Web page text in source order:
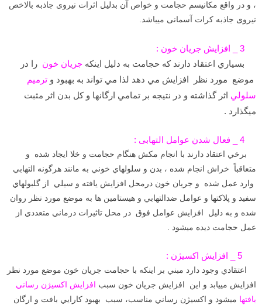
، و در واقع مکانیسم حجامت و خواص آن بدلیل اثرات نیروی جاذبه بالاخص
نیروی جاذبه کرات آسمانی میباشد.
بسياري اعتقاد دارند كه حجامت به دليل اينكه جريان خون را در
موضع مورد نظر افزايش مي دهد لذا مي تواند به بهبود و ترميم
سلولي اثر گذاشته و در نتيجه بر تمامي ارگانها و كل بدن اثر مثبت
ميگذارد .
برخي اعتقاد دارند با انجام مكش هنگام حجامت و خلا ايجاد شده و
متعاقباً خراش انجام شده ، بدن و سلولهاي خوني به مانند هرگونه التهابي
وارد عمل شده و جريان خون درمحل افزايش يافته و سيلي از گلبولهاي
سفيد و پلاكتها و عوامل ضدالتهابي و هيستامين ها به موضع مورد نظر روان
شده و به دليل افزايش عوامل فوق در محل تاثيرات درماني متعددي از
عمل حجامت ديده ميشود .
اعتقادي وجود دارد مبني بر اينكه با حجامت جریان خون موضع مورد نظر
افزایش مییابد و این افزايش جريان خون سبب افزايش اكسيژن رساني
بافتها ميشود و اكسيژن رساني مناسب، سبب بهبود كارايي بافت و ارگان